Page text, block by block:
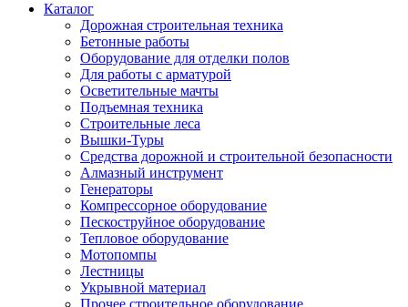
Каталог
Дорожная строительная техника
Бетонные работы
Оборудование для отделки полов
Для работы с арматурой
Осветительные мачты
Подъемная техника
Строительные леса
Вышки-Туры
Средства дорожной и строительной безопасности
Алмазный инструмент
Генераторы
Компрессорное оборудование
Пескоструйное оборудование
Тепловое оборудование
Мотопомпы
Лестницы
Укрывной материал
Прочее строительное оборудование